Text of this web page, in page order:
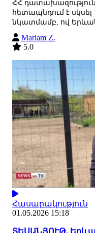
ՀՀ
հետապնդում է
նկատմամբ, ով
Mariam Z.
5.0
Հասարակություն
01.05.2026 15:18
ՏԵՍԱՆՅՈՒԹ.